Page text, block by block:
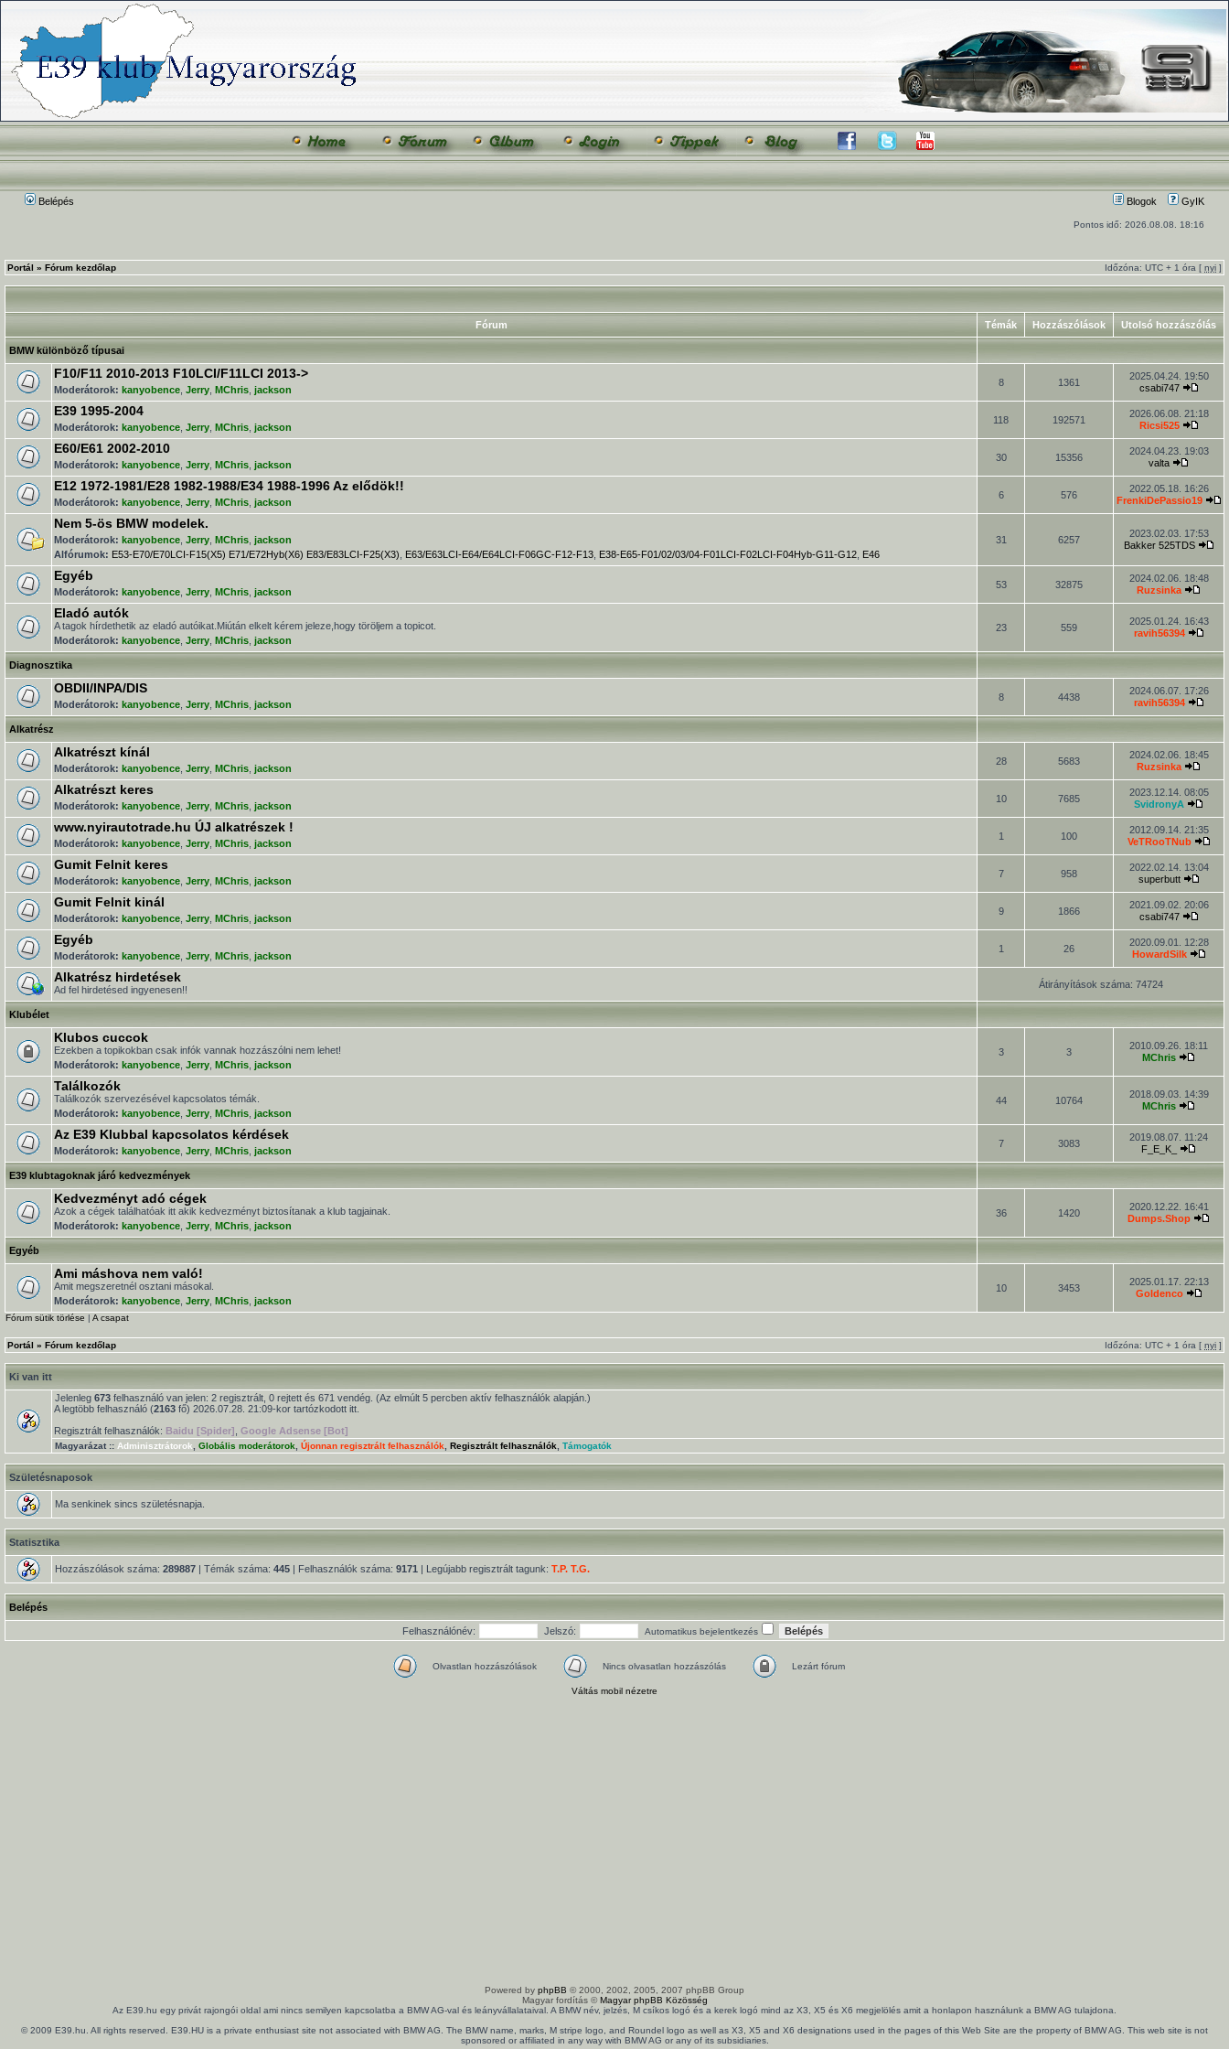
Belépés Blogok GyIK
Pontos idő: 2026.08.08. 18:16
Portál » Fórum kezdőlap Időzóna: UTC + 1 óra [ nyi ]
Fórum Témák Hozzászólások Utolsó hozzászólás
BMW különböző típusai
F10/F11 2010-2013 F10LCI/F11LCI 2013->
Moderátorok: kanyobence Jerry MChris jackson
8 1361
2025.04.24. 19:50
csabi747
E39 1995-2004
Moderátorok: kanyobence Jerry MChris jackson
118 192571
2026.06.08. 21:18
Ricsi525
E60/E61 2002-2010
Moderátorok: kanyobence Jerry MChris jackson
30 15356
2024.04.23. 19:03
valta
E12 1972-1981/E28 1982-1988/E34 1988-1996 Az elődök!!
Moderátorok: kanyobence Jerry MChris jackson
6 576
2022.05.18. 16:26
FrenkiDePassio19
Nem 5-ös BMW modelek.
Moderátorok: kanyobence Jerry MChris jackson
Alfórumok: E53-E70/E70LCI-F15(X5) E71/E72Hyb(X6) E83/E83LCI-F25(X3) E63/E63LCI-E64/E64LCI-F06GC-F12-F13 E38-E65-F01/02/03/04-F01LCI-F02LCI-F04Hyb-G11-G12 E46
31 6257
2023.02.03. 17:53
Bakker 525TDS
Egyéb
Moderátorok: kanyobence Jerry MChris jackson
53 32875
2024.02.06. 18:48
Ruzsinka
Eladó autók
A tagok hírdethetik az eladó autóikat.Miútán elkelt kérem jeleze,hogy töröljem a topicot.
Moderátorok: kanyobence Jerry MChris jackson
23 559
2025.01.24. 16:43
ravih56394
Diagnosztika
OBDII/INPA/DIS
Moderátorok: kanyobence Jerry MChris jackson
8 4438
2024.06.07. 17:26
ravih56394
Alkatrész
Alkatrészt kínál
Moderátorok: kanyobence Jerry MChris jackson
28 5683
2024.02.06. 18:45
Ruzsinka
Alkatrészt keres
Moderátorok: kanyobence Jerry MChris jackson
10 7685
2023.12.14. 08:05
SvidronyA
www.nyirautotrade.hu ÚJ alkatrészek !
Moderátorok: kanyobence Jerry MChris jackson
1 100
2012.09.14. 21:35
VeTRooTNub
Gumit Felnit keres
Moderátorok: kanyobence Jerry MChris jackson
7 958
2022.02.14. 13:04
superbutt
Gumit Felnit kinál
Moderátorok: kanyobence Jerry MChris jackson
9 1866
2021.09.02. 20:06
csabi747
Egyéb
Moderátorok: kanyobence Jerry MChris jackson
1 26
2020.09.01. 12:28
HowardSilk
Alkatrész hirdetések
Ad fel hirdetésed ingyenesen!! Átirányítások száma: 74724
Klubélet
Klubos cuccok
Ezekben a topikokban csak infók vannak hozzászólni nem lehet!
Moderátorok: kanyobence Jerry MChris jackson
3 3
2010.09.26. 18:11
MChris
Találkozók
Találkozók szervezésével kapcsolatos témák.
Moderátorok: kanyobence Jerry MChris jackson
44 10764
2018.09.03. 14:39
MChris
Az E39 Klubbal kapcsolatos kérdések
Moderátorok: kanyobence Jerry MChris jackson
7 3083
2019.08.07. 11:24
F_E_K_
E39 klubtagoknak járó kedvezmények
Kedvezményt adó cégek
Azok a cégek találhatóak itt akik kedvezményt biztosítanak a klub tagjainak.
Moderátorok: kanyobence Jerry MChris jackson
36 1420
2020.12.22. 16:41
Dumps.Shop
Egyéb
Ami máshova nem való!
Amit megszeretnél osztani másokal.
Moderátorok: kanyobence Jerry MChris jackson
10 3453
2025.01.17. 22:13
Goldenco
Fórum sütik törlése | A csapat
Portál » Fórum kezdőlap Időzóna: UTC + 1 óra [ nyi ]
Ki van itt
Jelenleg 673 felhasználó van jelen: 2 regisztrált, 0 rejtett és 671 vendég. (Az elmúlt 5 percben aktív felhasználók alapján.)
A legtöbb felhasználó (2163 fő) 2026.07.28. 21:09-kor tartózkodott itt.
Regisztrált felhasználók: Baidu [Spider] Google Adsense [Bot]
Magyarázat :: Adminisztrátorok Globális moderátorok Újonnan regisztrált felhasználók Regisztrált felhasználók Támogatók
Születésnaposok
Ma senkinek sincs születésnapja.
Statisztika
Hozzászólások száma: 289887 | Témák száma: 445 | Felhasználók száma: 9171 | Legújabb regisztrált tagunk: T.P. T.G.
Belépés
Felhasználónév: Jelszó: Automatikus bejelentkezés
Olvastlan hozzászólások Nincs olvasatlan hozzászólás Lezárt fórum
Váltás mobil nézetre
Powered by phpBB © 2000, 2002, 2005, 2007 phpBB Group
Magyar fordítás ©Magyar phpBB Közösség
Az E39.hu egy privát rajongói oldal ami nincs semilyen kapcsolatba a BMW AG-val és leányvállalataival. A BMW név, jelzés, M csíkos logó és a kerek logó mind az X3, X5 és X6 megjelölés amit a honlapon használunk a BMW AG tulajdona.
© 2009 E39.hu. All rights reserved. E39.HU is a private enthusiast site not associated with BMW AG. The BMW name, marks, M stripe logo, and Roundel logo as well as X3, X5 and X6 designations used in the pages of this Web Site are the property of BMW AG. This web site is not
sponsored or affiliated in any way with BMW AG or any of its subsidiaries.